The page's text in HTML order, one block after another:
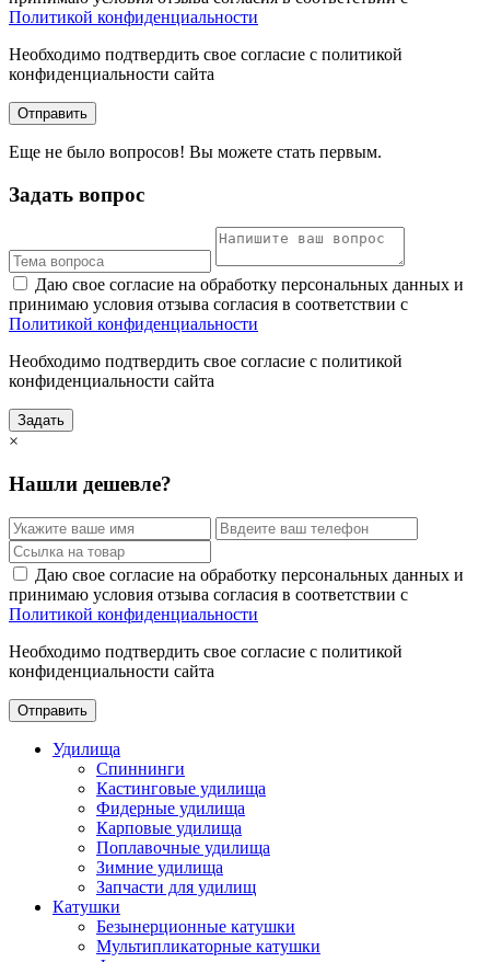
Политикой конфиденциальности
Необходимо подтвердить свое согласие с политикой
конфиденциальности сайта
Отправить
Еще не было вопросов! Вы можете стать первым.
Задать вопрос
Даю свое согласие на обработку персональных данных и
принимаю условия отзыва согласия в соответствии с
Политикой конфиденциальности
Необходимо подтвердить свое согласие с политикой
конфиденциальности сайта
Задать
×
Нашли дешевле?
Даю свое согласие на обработку персональных данных и
принимаю условия отзыва согласия в соответствии с
Политикой конфиденциальности
Необходимо подтвердить свое согласие с политикой
конфиденциальности сайта
Отправить
Удилища
Спиннинги
Кастинговые удилища
Фидерные удилища
Карповые удилища
Поплавочные удилища
Зимние удилища
Запчасти для удилищ
Катушки
Безынерционные катушки
Мультипликаторные катушки